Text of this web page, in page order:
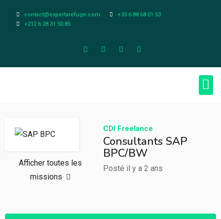
contact@expertsrefuge.com
+33 6 88 68 01 53
+212 6 28 31 50 85
Afficher toutes les
missions
CDI Freelance
Consultants SAP
BPC/BW
Posté il y a 2 ans